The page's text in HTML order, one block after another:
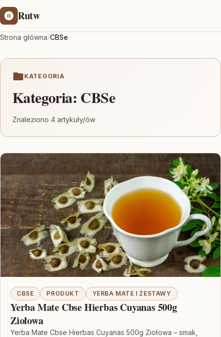
Rutw
Strona główna/CBSe
KATEGORIA
Kategoria: CBSe
Znaleziono 4 artykuły/ów
CBSE PRODUKT YERBA MATE I ZESTAWY
Yerba Mate Cbse Hierbas Cuyanas 500g
Ziołowa
Yerba Mate Cbse Hierbas Cuyanas 500g Ziołowa – smak,